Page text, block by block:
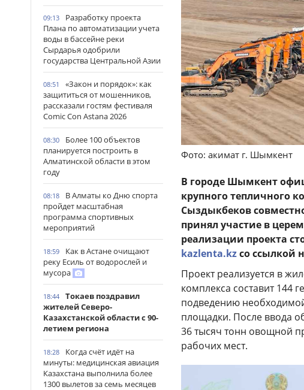
09:13
Разработку проекта
Плана по автоматизации учета
воды в бассейне реки
Сырдарья одобрили
государства Центральной Азии
08:51
«Закон и порядок»: как
защититься от мошенников,
рассказали гостям фестиваля
Comic Con Astana 2026
08:30
Более 100 объектов
планируется построить в
Алматинской области в этом
году
08:18
В Алматы ко Дню спорта
пройдет масштабная
программа спортивных
мероприятий
18:59
Как в Астане очищают
реку Есиль от водорослей и
мусора
18:44
Токаев поздравил
жителей Северо-
Казахстанской области с 90-
летием региона
18:28
Когда счёт идёт на
минуты: медицинская авиация
Казахстана выполнила более
1300 вылетов за семь месяцев
Фото: акимат г. Шымкент
В городе Шымкент
крупного тепличного
Сыздыкбеков
принял участие в
реализации проекта
kazlenta.kzсо ссылкой
Проект реализуется в
комплекса составит 144
подведению
площадки. После ввода
36 тысяч тонн овощной
рабочих мест.